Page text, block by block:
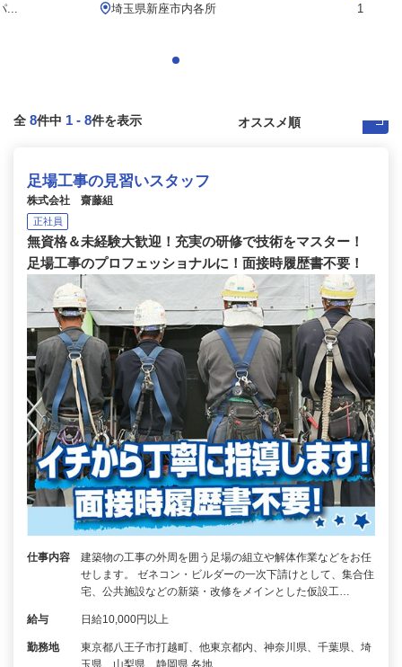
埼玉県新座市内各所
1
全 8件中 1 - 8件を表示
足場工事の見習いスタッフ
株式会社 齋藤組
正社員
無資格＆未経験大歓迎！充実の研修で技術をマスター！
足場工事のプロフェッショナルに！面接時履歴書不要！
仕事内容
建築物の工事の外周を囲う足場の組立や解体作業などをお任
せします。 ゼネコン・ビルダーの一次下請けとして、集合住
宅、公共施設などの新築・改修をメインとした仮設工…
給与 日給10,000円以上
勤務地
東京都八王子市打越町、他東京都内、神奈川県、千葉県、埼
玉県、山梨県、静岡県 各地